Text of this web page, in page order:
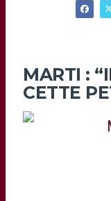
MARTI :
CETTE